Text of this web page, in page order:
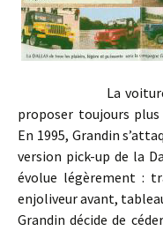
La voiture
proposer toujours
En 1995, Grandin
version pick-up de la
évolue légèrement :
enjoliveur avant,
Grandin décide de